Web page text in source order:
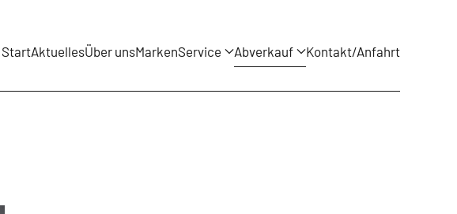
StartAktuellesÜber unsMarkenService Abverkauf Kontakt/Anfahrt